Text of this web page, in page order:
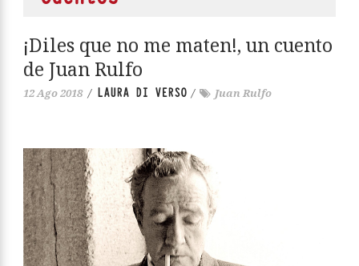
¡Diles que no me maten!, un cuento
de Juan Rulfo
12 Ago 2018 / LAURA DI VERSO / Juan Rulfo